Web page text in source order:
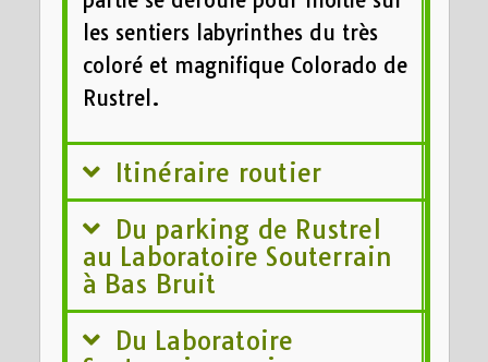
les sentiers labyrinthes du très
coloré et magnifique Colorado de
Rustrel.
Itinéraire routier
Du parking de Rustrel
au Laboratoire Souterrain
à Bas Bruit
Du Laboratoire